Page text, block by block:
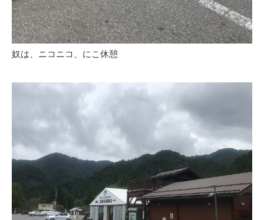
奴は、ニコニコ、にこ休憩